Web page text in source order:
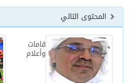
المحتوى التالي
قامات
وأعلام